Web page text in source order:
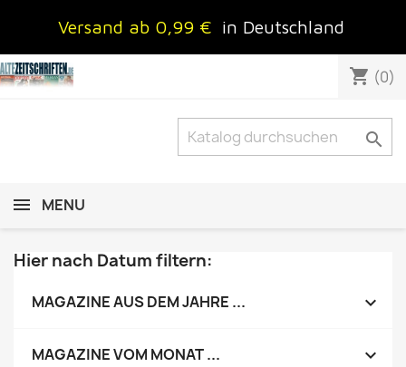
Versand ab 0,99 € in Deutschland
shopping_cart (0)

MENU
Hier nach Datum filtern:
MAGAZINE AUS DEM JAHRE ... 
MAGAZINE VOM MONAT ... 